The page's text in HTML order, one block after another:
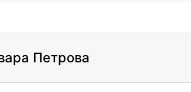
Петрова